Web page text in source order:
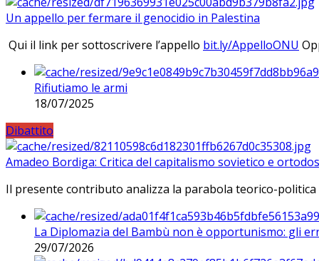
Un appello per fermare il genocidio in Palestina
Qui il link per sottoscrivere l’appello bit.ly/AppelloONU
Rifiutiamo le armi
18/07/2025
Dibattito
Amadeo Bordiga: Critica del capitalismo sovietico e
Il presente contributo analizza la parabola teorico-
La Diplomazia del Bambù non è opportunismo: gli
29/07/2026